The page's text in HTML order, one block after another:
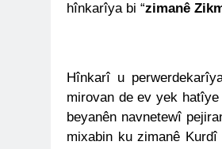
hînkarîya bi “zimanê
Hînkarî u
mirovan de ev yek
beyanên navnetewî
mixabin ku zimanê